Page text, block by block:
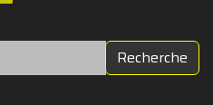
Recherche